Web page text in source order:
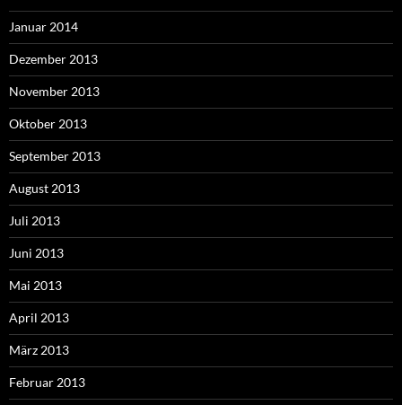
Januar 2014
Dezember 2013
November 2013
Oktober 2013
September 2013
August 2013
Juli 2013
Juni 2013
Mai 2013
April 2013
März 2013
Februar 2013